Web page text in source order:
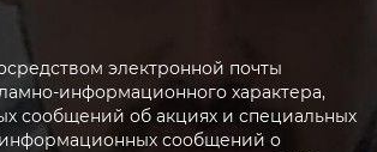
электронной почты
информационного характера,
сообщений об акциях и специальных
сообщений о